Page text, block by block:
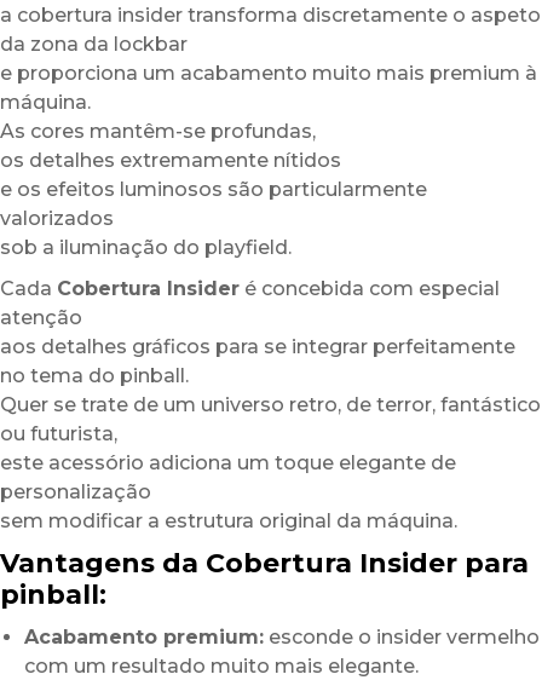
a cobertura insider transforma discretamente o aspeto
da zona da lockbar
e proporciona um acabamento muito mais premium à
máquina.
As cores mantêm-se profundas,
os detalhes extremamente nítidos
e os efeitos luminosos são particularmente
valorizados
sob a iluminação do playfield.
Cada Cobertura Insider é concebida com especial
atenção
aos detalhes gráficos para se integrar perfeitamente
no tema do pinball.
Quer se trate de um universo retro, de terror, fantástico
ou futurista,
este acessório adiciona um toque elegante de
personalização
sem modificar a estrutura original da máquina.
Vantagens da Cobertura Insider para
pinball:
Acabamento premium: esconde o insider vermelho
com um resultado muito mais elegante.